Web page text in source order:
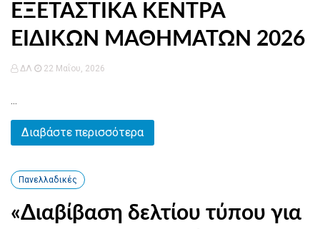
ΕΞΕΤΑΣΤΙΚΑ ΚΕΝΤΡΑ
ΕΙΔΙΚΩΝ ΜΑΘΗΜΑΤΩΝ 2026
ΔΛ 22 Μαΐου, 2026
...
Διαβάστε περισσότερα
Πανελλαδικές
«Διαβίβαση δελτίου τύπου για